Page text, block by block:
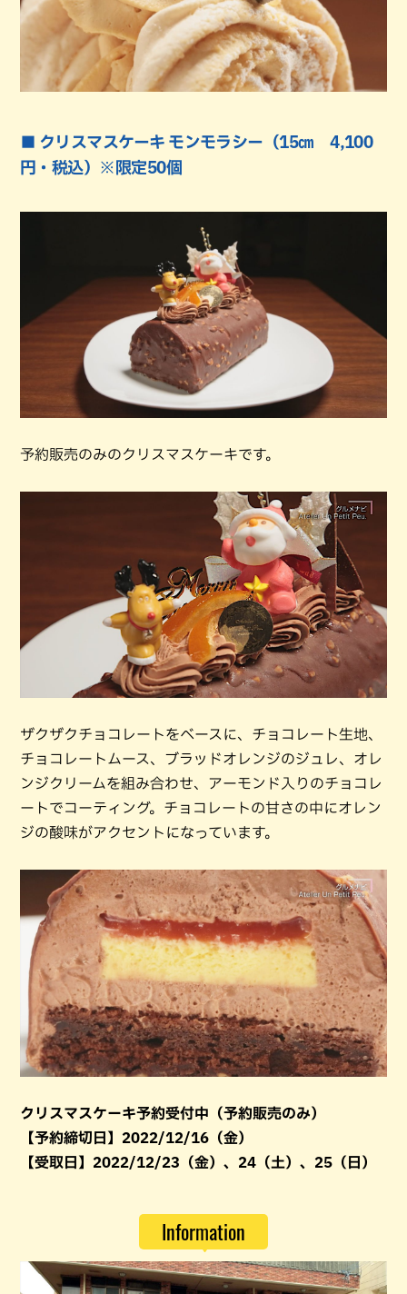
■ クリスマスケーキ モンモラシー（15㎝ 4,100
円・税込）※限定50個
予約販売のみのクリスマスケーキです。
ザクザクチョコレートをベースに、チョコレート生地、
チョコレートムース、ブラッドオレンジのジュレ、オレ
ンジクリームを組み合わせ、アーモンド入りのチョコレ
ートでコーティング。チョコレートの甘さの中にオレン
ジの酸味がアクセントになっています。
クリスマスケーキ予約受付中（予約販売のみ）
【予約締切日】2022/12/16（金）
【受取日】2022/12/23（金）、24（土）、25（日）
Information